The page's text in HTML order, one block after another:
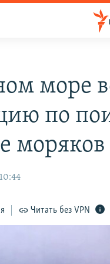
море
по
моряков
Читать без VPN